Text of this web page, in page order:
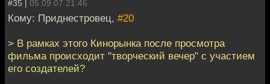
#35 | 05.09.07 21:46
Кому: Приднестровец, #20
> В рамках этого Кинорынка после просмотра
фильма происходит "творческий вечер" с участием
его создателей?